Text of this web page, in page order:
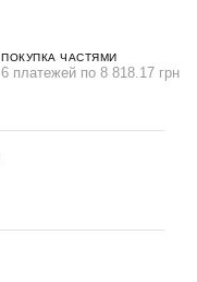
ПОКУПКА ЧАСТЯМИ
6 платежей по 8 818.17 грн